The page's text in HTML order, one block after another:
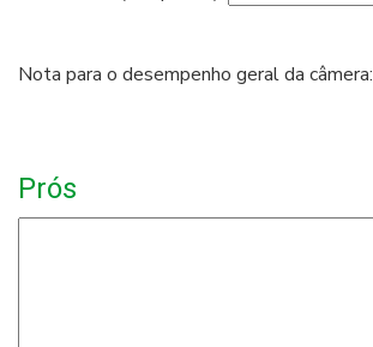
Nota para o desempenho geral da câmera:
Prós